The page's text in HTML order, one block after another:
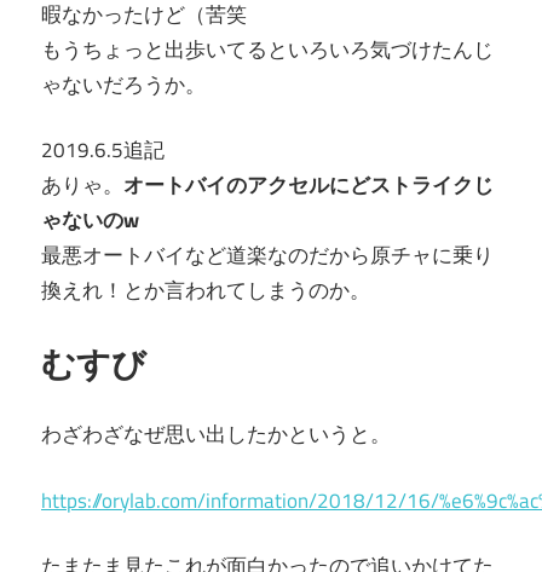
暇なかったけど（苦笑
もうちょっと出歩いてるといろいろ気づけたんじ
ゃないだろうか。
2019.6.5追記
ありゃ。 オートバイのアクセルにどストライクじ
ゃないのw
最悪オートバイなど道楽なのだから原チャに乗り
換えれ！とか言われてしまうのか。
むすび
わざわざなぜ思い出したかというと。
https://orylab.com/information/2018/12/16/